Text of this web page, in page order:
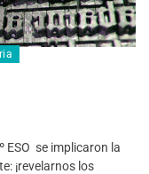
ESO se implicaron la
¡revelarnos los